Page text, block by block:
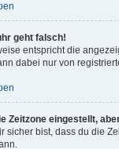
geht falsch!
entspricht die
dabei nur von
Zeitzone eingestellt,
sicher bist, dass du die